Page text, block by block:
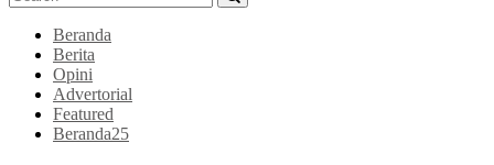
Beranda
Berita
Opini
Advertorial
Featured
Beranda25